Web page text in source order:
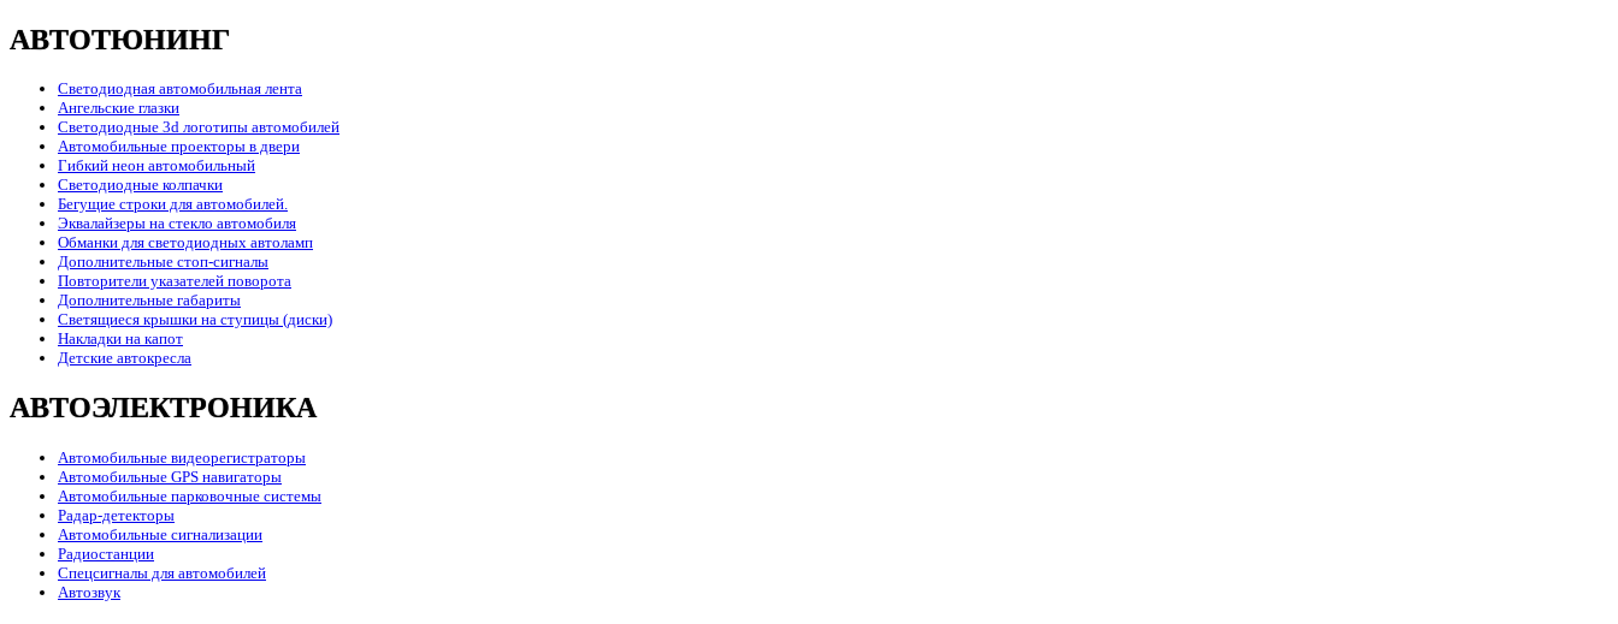
АВТОТЮНИНГ
Светодиодная автомобильная лента
Ангельские глазки
Светодиодные 3d логотипы автомобилей
Автомобильные проекторы в двери
Гибкий неон автомобильный
Светодиодные колпачки
Бегущие строки для автомобилей.
Эквалайзеры на стекло автомобиля
Обманки для светодиодных автоламп
Дополнительные стоп-сигналы
Повторители указателей поворота
Дополнительные габариты
Светящиеся крышки на ступицы (диски)
Накладки на капот
Детские автокресла
АВТОЭЛЕКТРОНИКА
Автомобильные видеорегистраторы
Автомобильные GPS навигаторы
Автомобильные парковочные системы
Радар-детекторы
Автомобильные сигнализации
Радиостанции
Спецсигналы для автомобилей
Автозвук